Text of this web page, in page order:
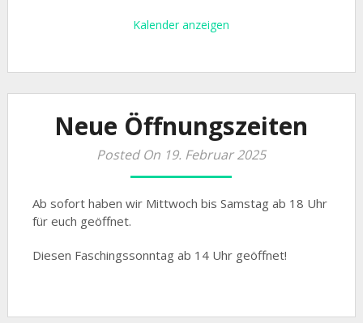
Kalender anzeigen
Neue Öffnungszeiten
Posted On 19. Februar 2025
Ab sofort haben wir Mittwoch bis Samstag ab 18 Uhr
für euch geöffnet.
Diesen Faschingssonntag ab 14 Uhr geöffnet!